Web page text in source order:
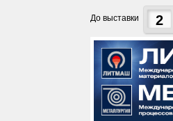
До выставки 2